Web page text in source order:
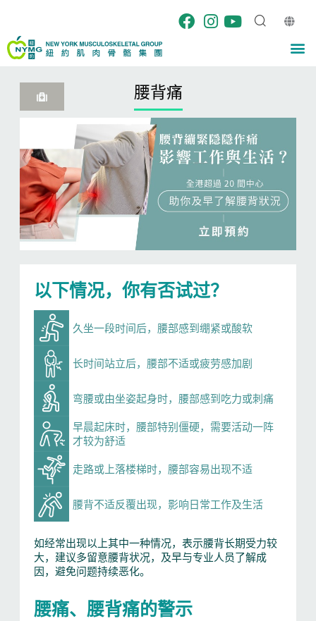
容
腰背痛
以下情况，你有否试过？ ​
久坐一段时间后，腰部感到绷紧或酸软
长时间站立后，腰部不适或疲劳感加剧
弯腰或由坐姿起身时，腰部感到吃力或刺痛​
早晨起床时，腰部特别僵硬，需要活动一阵
才较为舒适​
走路或上落楼梯时，腰部容易出现不适
腰背不适反覆出现，影响日常工作及生活
如经常出现以上其中一种情况，表示腰背长期受力较
大，建议多留意腰背状况，及早与专业人员了解成
因，避免问题持续恶化。 ​
腰痛、腰背痛的警示